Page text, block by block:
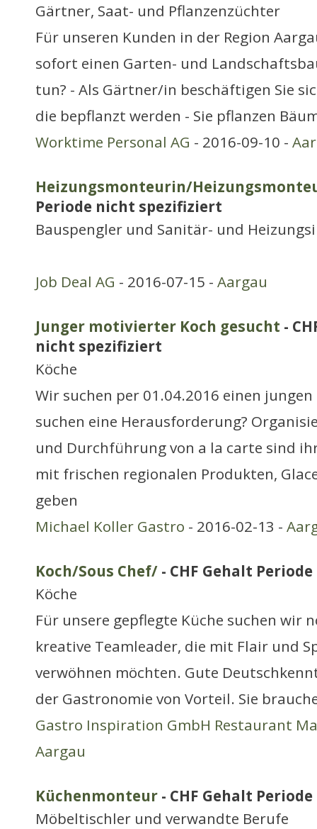
Gärtner, Saat- und Pflanzenzüchter
Für unseren Kunden in der Region
sofort einen Garten- und
tun? - Als Gärtner/in beschäftigen Sie
die bepflanzt werden - Sie pflanzen
Worktime Personal AG - 2016-09-10 -
Heizungsmonteurin/
Periode nicht spezifiziert
Bauspengler und Sanitär- und
Job Deal AG - 2016-07-15 - Aargau
Junger motivierter Koch gesucht -
nicht spezifiziert
Köche
Wir suchen per 01.04.2016 einen
suchen eine Herausforderung?
und Durchführung von a la carte sind
mit frischen regionalen Produkten,
geben
Michael Koller Gastro - 2016-02-13 -
Koch/Sous Chef/ - CHF Gehalt
Köche
Für unsere gepflegte Küche suchen wir
kreative Teamleader, die mit Flair und
verwöhnen möchten. Gute
der Gastronomie von Vorteil. Sie
Gastro Inspiration GmbH Restaurant
Aargau
Küchenmonteur - CHF Gehalt
Möbeltischler und verwandte Berufe